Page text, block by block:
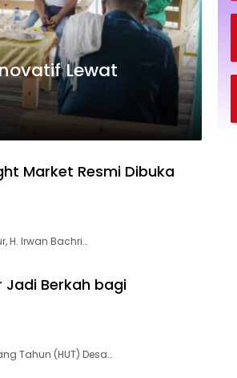
Lewat
Market Resmi Dibuka
H. Irwan Bachri…
Jadi Berkah bagi
Tahun (HUT) Desa…